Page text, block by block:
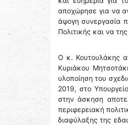
αποχώρησε για να
άψογη συνεργασία
Πολιτικής και να
Ο κ. Κουτουλάκης
Κυριάκου
υλοποίηση του
2019, στο
στην άσκηση
περιφερειακή
διαφύλαξης της